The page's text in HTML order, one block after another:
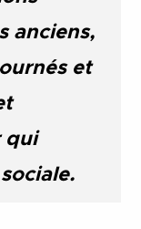
anciens,
et
qui